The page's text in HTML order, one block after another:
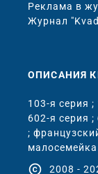
Реклама в
Журнал
ОПИСАНИЯ
103-я серия ;
602-я серия ;
;
малосемейка
copyright 2008 -